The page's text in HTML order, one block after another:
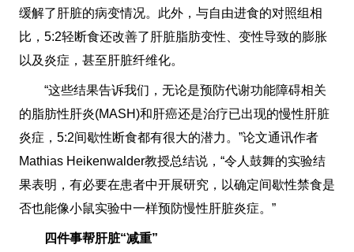
缓解了肝脏的病变情况。此外，与自由进食的对照组相
比，5:2轻断食还改善了肝脏脂肪变性、变性导致的膨胀
以及炎症，甚至肝脏纤维化。
“这些结果告诉我们，无论是预防代谢功能障碍相关
的脂肪性肝炎(MASH)和肝癌还是治疗已出现的慢性肝脏
炎症，5:2间歇性断食都有很大的潜力。”论文通讯作者
Mathias Heikenwalder教授总结说，“令人鼓舞的实验结
果表明，有必要在患者中开展研究，以确定间歇性禁食是
否也能像小鼠实验中一样预防慢性肝脏炎症。”
四件事帮肝脏“减重”